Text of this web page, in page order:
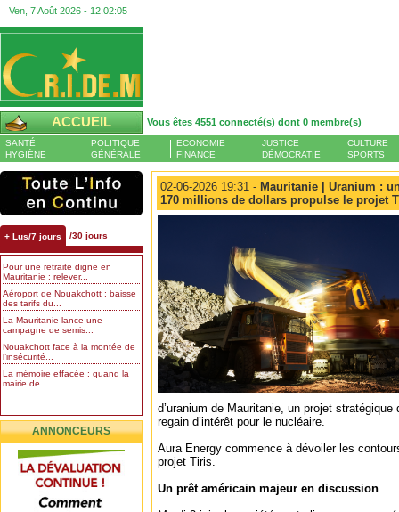
Ven, 7 Août 2026 - 12:02:06
ACCUEIL Vous êtes 4551 connecté(s) dont 0 membre(s)
SANTÉ
HYGIÈNE
POLITIQUE
GÉNÉRALE
ECONOMIE
FINANCE
JUSTICE
DÉMOCRATIE
CULTURE
SPORTS
+ Lus/7 jours /30 jours
Pour une retraite digne en
Mauritanie : relever...
Aéroport de Nouakchott : baisse
des tarifs du...
La Mauritanie lance une
campagne de semis...
Nouakchott face à la montée de
l’insécurité...
La mémoire effacée : quand la
mairie de...
ANNONCEURS
02-06-2026 19:31 - Mauritanie | Uranium :
170 millions de dollars propulse le projet
d’uranium de Mauritanie, un projet
regain d’intérêt pour le nucléaire.
Aura Energy commence à dévoiler les
projet Tiris.
Un prêt américain majeur en discussion